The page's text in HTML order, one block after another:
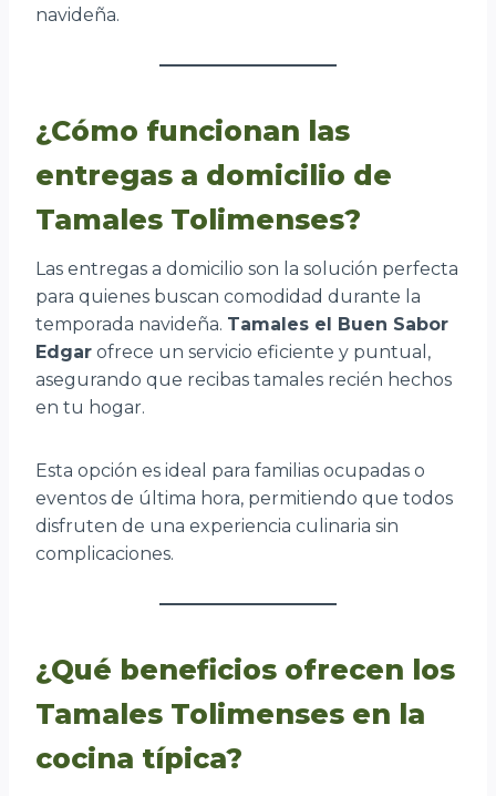
navideña.
¿Cómo funcionan las
entregas a domicilio de
Tamales Tolimenses?
Las entregas a domicilio son la solución perfecta
para quienes buscan comodidad durante la
temporada navideña. Tamales el Buen Sabor
Edgar ofrece un servicio eficiente y puntual,
asegurando que recibas tamales recién hechos
en tu hogar.
Esta opción es ideal para familias ocupadas o
eventos de última hora, permitiendo que todos
disfruten de una experiencia culinaria sin
complicaciones.
¿Qué beneficios ofrecen los
Tamales Tolimenses en la
cocina típica?